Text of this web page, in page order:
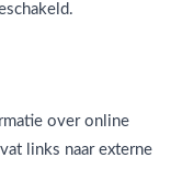
over online
links naar externe